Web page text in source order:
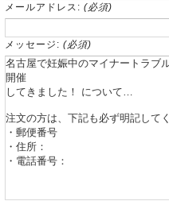
メールアドレス: (必須)
メッセージ: (必須)